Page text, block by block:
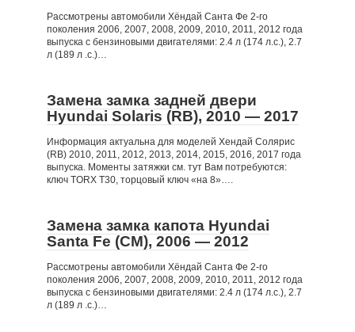
Рассмотрены автомобили Хёндай Санта Фе 2-го
поколения 2006, 2007, 2008, 2009, 2010, 2011, 2012 года
выпуска с бензиновыми двигателями: 2.4 л (174 л.с.), 2.7
л (189 л .с.)…
Замена замка задней двери
Hyundai Solaris (RB), 2010 — 2017
Информация актуальна для моделей Хендай Солярис
(RB) 2010, 2011, 2012, 2013, 2014, 2015, 2016, 2017 года
выпуска. Моменты затяжки см. тут Вам потребуются:
ключ TORX T30, торцовый ключ «на 8»….
Замена замка капота Hyundai
Santa Fe (CM), 2006 — 2012
Рассмотрены автомобили Хёндай Санта Фе 2-го
поколения 2006, 2007, 2008, 2009, 2010, 2011, 2012 года
выпуска с бензиновыми двигателями: 2.4 л (174 л.с.), 2.7
л (189 л .с.)…